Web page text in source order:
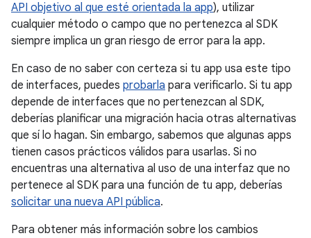
API objetivo al que esté orientada la app), utilizar
cualquier método o campo que no pertenezca al SDK
siempre implica un gran riesgo de error para la app.
En caso de no saber con certeza si tu app usa este tipo
de interfaces, puedes probarla para verificarlo. Si tu app
depende de interfaces que no pertenezcan al SDK,
deberías planificar una migración hacia otras alternativas
que sí lo hagan. Sin embargo, sabemos que algunas apps
tienen casos prácticos válidos para usarlas. Si no
encuentras una alternativa al uso de una interfaz que no
pertenece al SDK para una función de tu app, deberías
solicitar una nueva API pública.
Para obtener más información sobre los cambios